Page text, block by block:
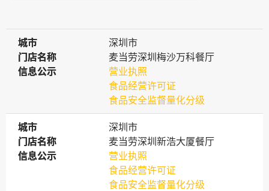
城市
城市
深圳市
门店名称
门店名称
麦当劳深圳梅沙万科餐厅
信息公示
信息公示
营业执照
食品经营许可证
食品安全监督量化分级
城市
城市
深圳市
门店名称
门店名称
麦当劳深圳新浩大厦餐厅
信息公示
信息公示
营业执照
食品经营许可证
食品安全监督量化分级